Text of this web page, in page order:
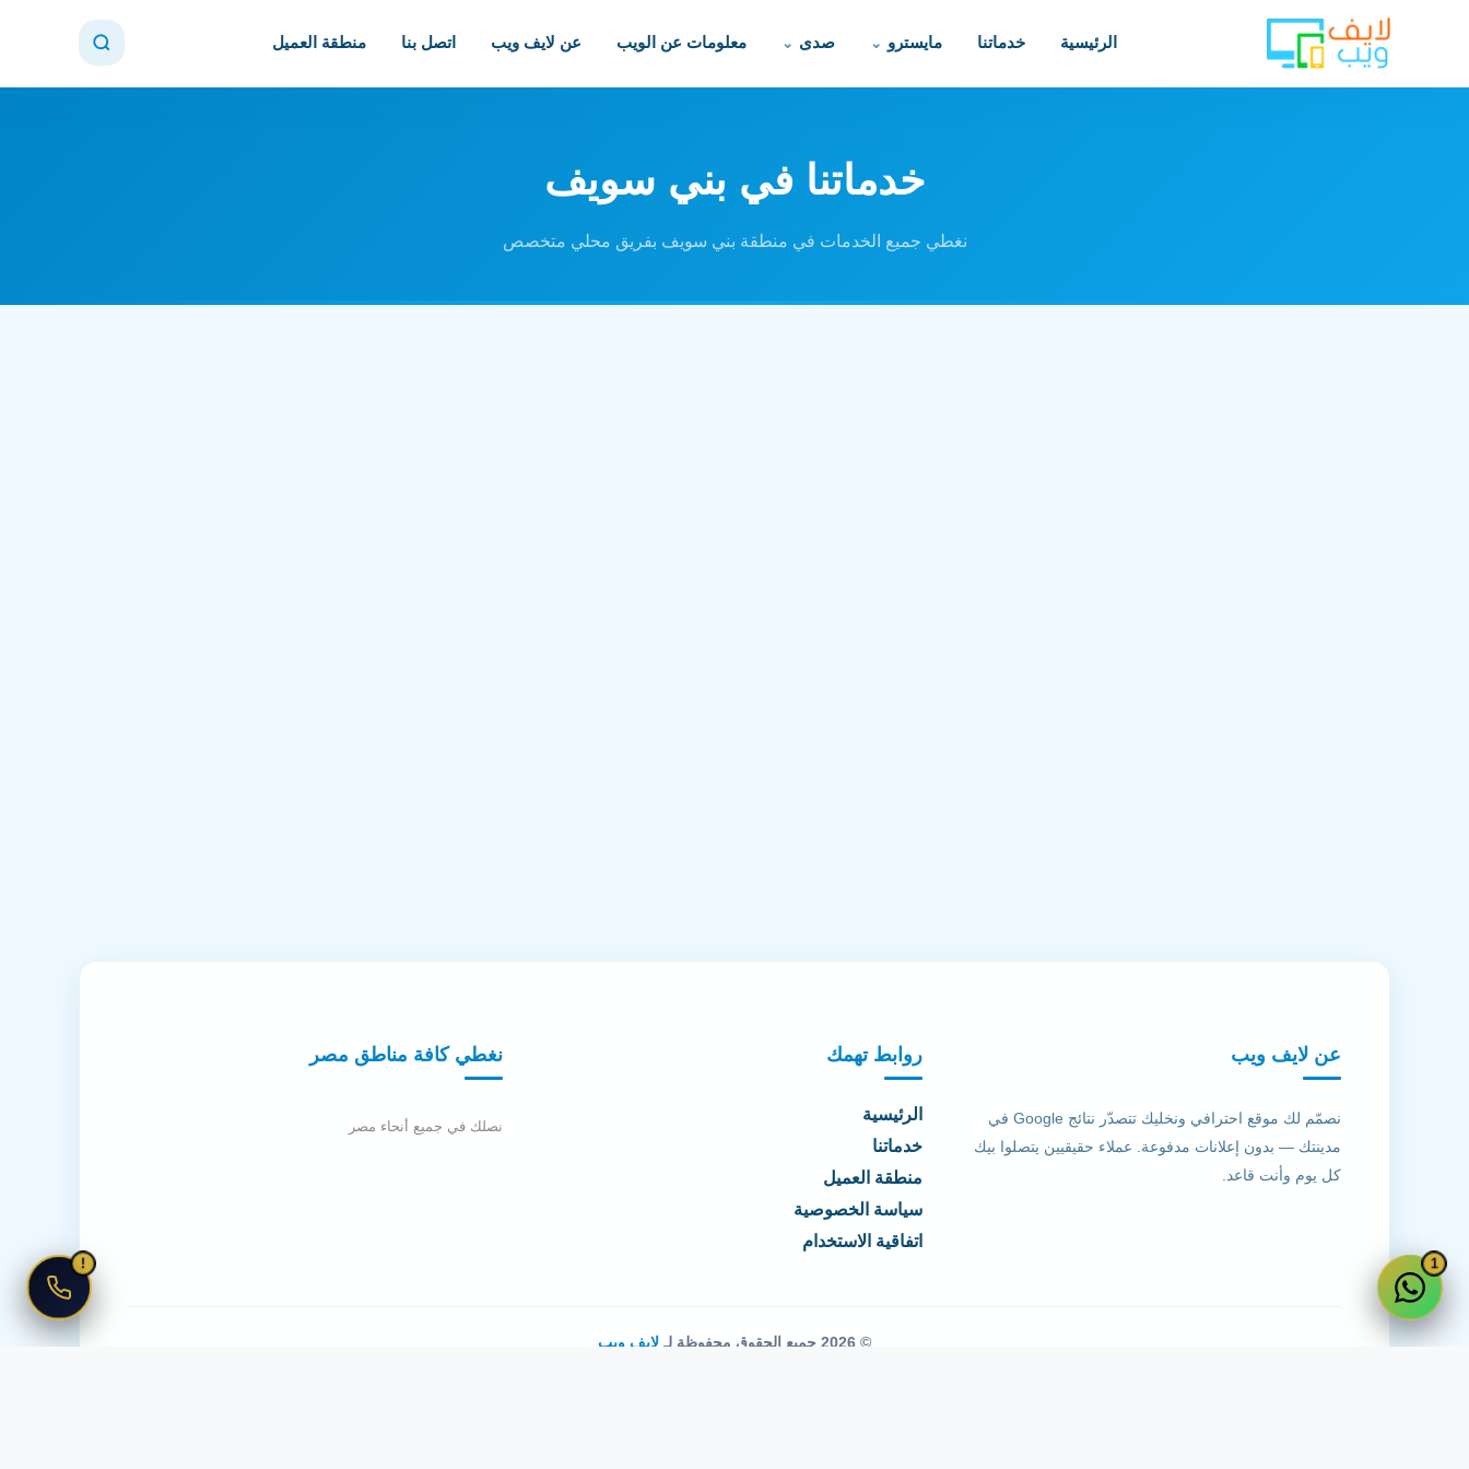
الرئيسية خدماتنا مايسترو صدى معلومات عن الويب عن لايف ويب اتصل بنا منطقة العميل
خدماتنا في بني سويف
نغطي جميع الخدمات في منطقة بني سويف بفريق محلي متخصص
عن لايف ويب
نصمّم لك موقع احترافي ونخليك تتصدّر نتائج Google في
مدينتك — بدون إعلانات مدفوعة. عملاء حقيقيين يتصلوا بيك
كل يوم وأنت قاعد.
روابط تهمك
الرئيسية
خدماتنا
منطقة العميل
سياسة الخصوصية
اتفاقية الاستخدام
نغطي كافة مناطق مصر
نصلك في جميع أنحاء مصر
© 2026 جميع الحقوق محفوظة لـ لايف ويب
1
!